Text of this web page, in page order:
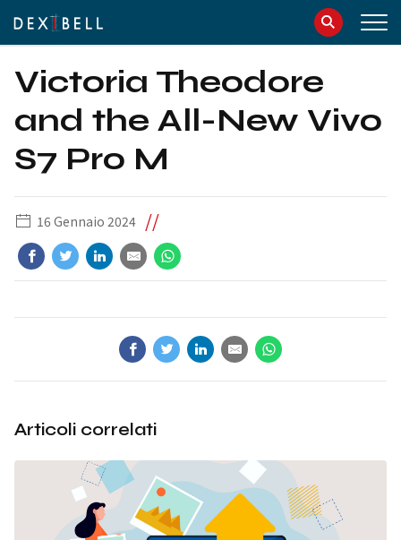
086181241
Victoria Theodore
and the All-New Vivo
S7 Pro M
16 Gennaio 2024 //
Articoli correlati